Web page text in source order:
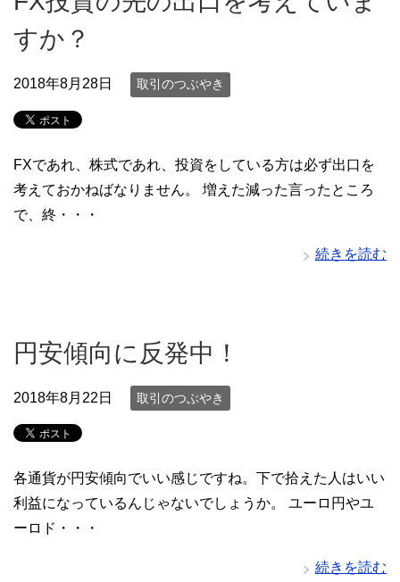
すか？
2018年8月28日 取引のつぶやき
FXであれ、株式であれ、投資をしている方は必ず出口を
考えておかねばなりません。 増えた減った言ったところ
で、終・・・
続きを読む
円安傾向に反発中！
2018年8月22日 取引のつぶやき
各通貨が円安傾向でいい感じですね。下で拾えた人はいい
利益になっているんじゃないでしょうか。 ユーロ円やユ
ーロド・・・
続きを読む